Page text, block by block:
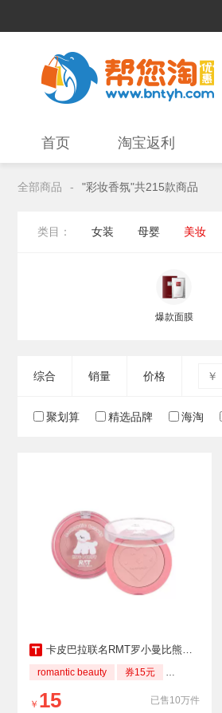
首页 淘宝返利
全部商品 - "彩妆香氛"共215款商品
类目： 女装 母婴 美妆
爆款面膜
综合 销量 价格
聚划算 精选品牌 海淘
卡皮巴拉联名RMT罗小曼比熊单色腮红修容
romantic beauty 券15元 返0.44
已售10万件
￥ 15